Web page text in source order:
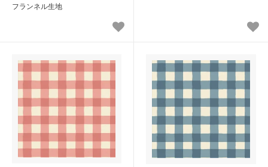
フランネル生地